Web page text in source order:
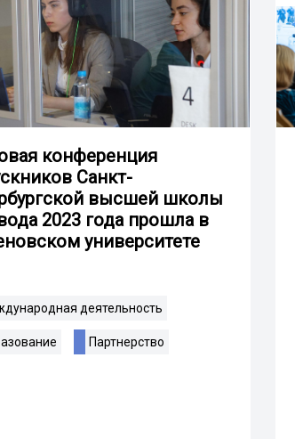
конференция
Санкт-
высшей школы
2023 года прошла в
университете
деятельность
Партнерство